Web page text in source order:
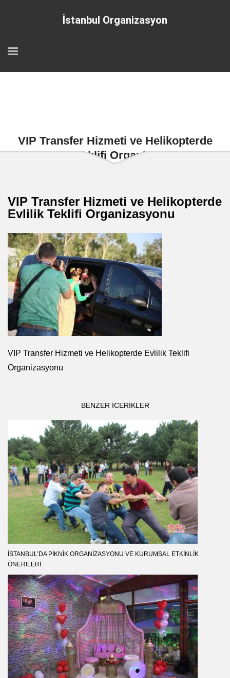
İstanbul Organizasyon
VIP Transfer Hizmeti ve Helikopterde
Evlilik Teklifi Organizasyonu
VIP Transfer Hizmeti ve Helikopterde
Evlilik Teklifi Organizasyonu
VIP Transfer Hizmeti ve Helikopterde Evlilik Teklifi
Organizasyonu
BENZER ICERIKLER
İSTANBUL’DA PIKNIK ORGANIZASYONU VE KURUMSAL ETKINLIK
ÖNERILERI